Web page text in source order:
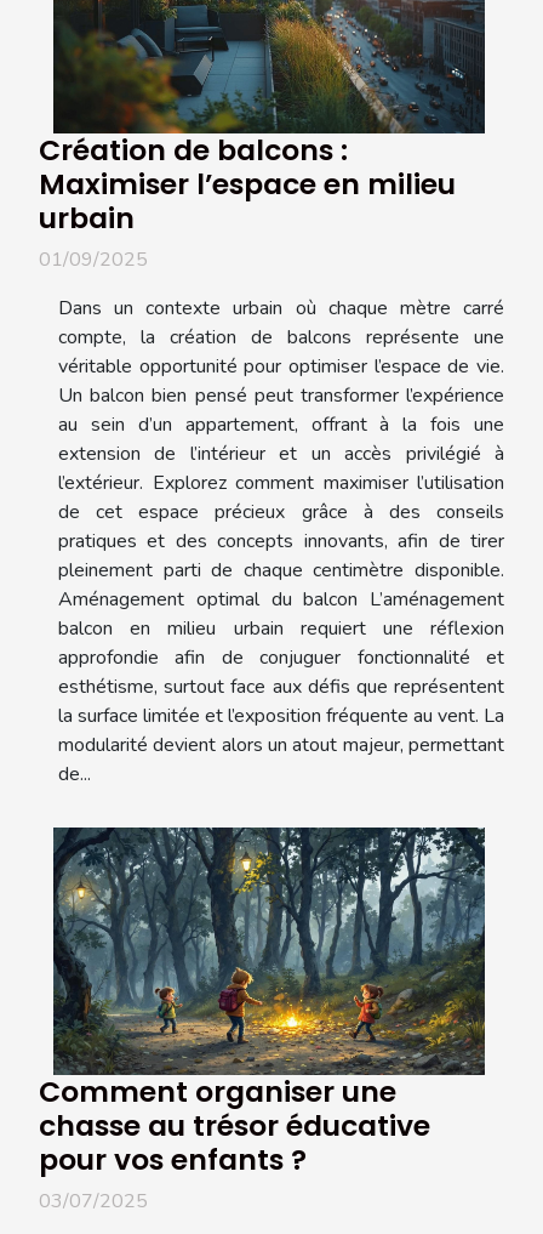
Création de balcons :
Maximiser l’espace en milieu
urbain
01/09/2025
Dans un contexte urbain où chaque mètre carré
compte, la création de balcons représente une
véritable opportunité pour optimiser l’espace de vie.
Un balcon bien pensé peut transformer l’expérience
au sein d’un appartement, offrant à la fois une
extension de l’intérieur et un accès privilégié à
l’extérieur. Explorez comment maximiser l’utilisation
de cet espace précieux grâce à des conseils
pratiques et des concepts innovants, afin de tirer
pleinement parti de chaque centimètre disponible.
Aménagement optimal du balcon L’aménagement
balcon en milieu urbain requiert une réflexion
approfondie afin de conjuguer fonctionnalité et
esthétisme, surtout face aux défis que représentent
la surface limitée et l’exposition fréquente au vent. La
modularité devient alors un atout majeur, permettant
de...
Comment organiser une
chasse au trésor éducative
pour vos enfants ?
03/07/2025